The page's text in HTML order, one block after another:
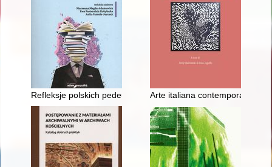
Refleksje polskich pedeutologówArte italiana contemporanea"